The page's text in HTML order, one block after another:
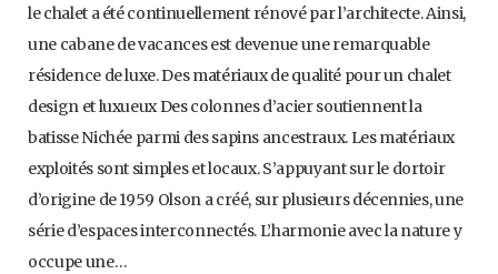
le chalet a été continuellement rénové par l’architecte. Ainsi,
une cabane de vacances est devenue une remarquable
résidence de luxe. Des matériaux de qualité pour un chalet
design et luxueux Des colonnes d’acier soutiennent la
batisse Nichée parmi des sapins ancestraux. Les matériaux
exploités sont simples et locaux. S’appuyant sur le dortoir
d’origine de 1959 Olson a créé, sur plusieurs décennies, une
série d’espaces interconnectés. L’harmonie avec la nature y
occupe une…